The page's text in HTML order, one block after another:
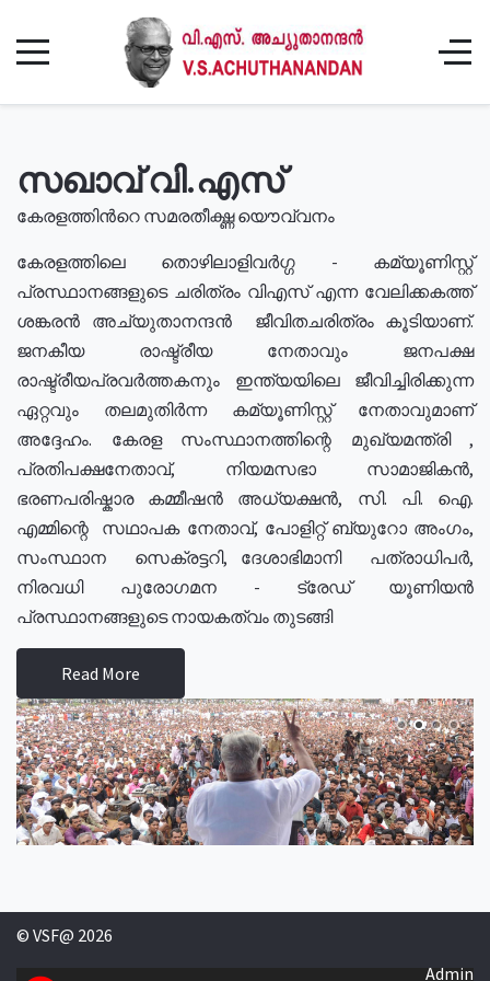
സഖാവ് വി.എസ്
കേരളത്തിൻറെ സമരതീക്ഷ്ണ യൌവ്വനം
കേരളത്തിലെ തൊഴിലാളിവർഗ്ഗ - കമ്യൂണിസ്റ്റ്
പ്രസ്ഥാനങ്ങളുടെ ചരിത്രം വിഎസ് എന്ന വേലിക്കകത്ത്
ശങ്കരൻ അച്യുതാനന്ദൻ ജീവിതചരിത്രം കൂടിയാണ്.
ജനകീയ രാഷ്ട്രീയ നേതാവും ജനപക്ഷ
രാഷ്ട്രീയപ്രവർത്തകനും ഇന്ത്യയിലെ ജീവിച്ചിരിക്കുന്ന
ഏറ്റവും തലമുതിർന്ന കമ്യൂണിസ്റ്റ് നേതാവുമാണ്
അദ്ദേഹം. കേരള സംസ്ഥാനത്തിന്റെ മുഖ്യമന്ത്രി ,
പ്രതിപക്ഷനേതാവ്, നിയമസഭാ സാമാജികൻ,
ഭരണപരിഷ്കാര കമ്മീഷൻ അധ്യക്ഷൻ, സി. പി. ഐ.
എമ്മിന്റെ സഥാപക നേതാവ്, പോളിറ്റ് ബ്യുറോ അംഗം,
സംസ്ഥാന സെക്രട്ടറി, ദേശാഭിമാനി പത്രാധിപർ,
നിരവധി പുരോഗമന - ട്രേഡ് യൂണിയൻ
പ്രസ്ഥാനങ്ങളുടെ നായകത്വം തുടങ്ങി
Read More
© VSF@ 2026
Admin